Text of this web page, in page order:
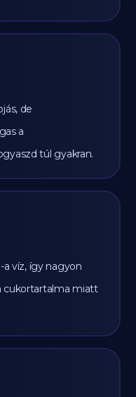
de
a
túl gyakran.
víz, így nagyon
cukortartalma miatt